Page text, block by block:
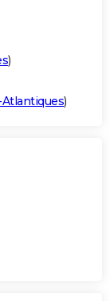
)
)